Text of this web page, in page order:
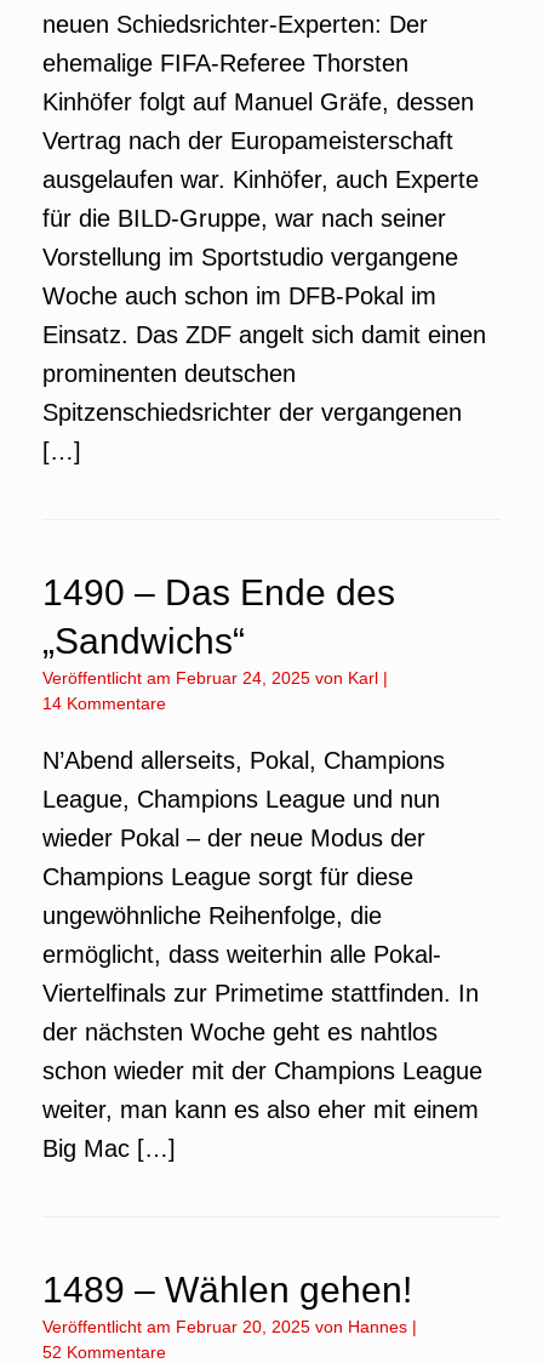
neuen Schiedsrichter-Experten: Der
ehemalige FIFA-Referee Thorsten
Kinhöfer folgt auf Manuel Gräfe, dessen
Vertrag nach der Europameisterschaft
ausgelaufen war. Kinhöfer, auch Experte
für die BILD-Gruppe, war nach seiner
Vorstellung im Sportstudio vergangene
Woche auch schon im DFB-Pokal im
Einsatz. Das ZDF angelt sich damit einen
prominenten deutschen
Spitzenschiedsrichter der vergangenen
[…]
1490 – Das Ende des
„Sandwichs“
Veröffentlicht am Februar 24, 2025 von Karl |
14 Kommentare
N’Abend allerseits, Pokal, Champions
League, Champions League und nun
wieder Pokal – der neue Modus der
Champions League sorgt für diese
ungewöhnliche Reihenfolge, die
ermöglicht, dass weiterhin alle Pokal-
Viertelfinals zur Primetime stattfinden. In
der nächsten Woche geht es nahtlos
schon wieder mit der Champions League
weiter, man kann es also eher mit einem
Big Mac […]
1489 – Wählen gehen!
Veröffentlicht am Februar 20, 2025 von Hannes |
52 Kommentare